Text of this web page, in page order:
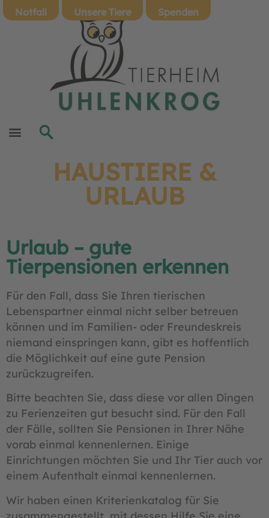
Notfall Unsere Tiere Spenden
HAUSTIERE &
URLAUB
Urlaub – gute
Tierpensionen erkennen
Für den Fall, dass Sie Ihren tierischen
Lebenspartner einmal nicht selber betreuen
können und im Familien- oder Freundeskreis
niemand einspringen kann, gibt es hoffentlich
die Möglichkeit auf eine gute Pension
zurückzugreifen.
Bitte beachten Sie, dass diese vor allen Dingen
zu Ferienzeiten gut besucht sind. Für den Fall
der Fälle, sollten Sie Pensionen in Ihrer Nähe
vorab einmal kennenlernen. Einige
Einrichtungen möchten Sie und Ihr Tier auch vor
einem Aufenthalt einmal kennenlernen.
Wir haben einen Kriterienkatalog für Sie